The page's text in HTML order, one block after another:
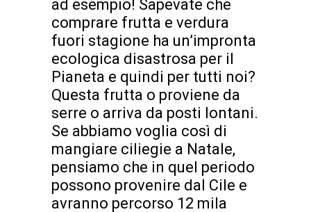
ad esempio! Sapevate che
comprare frutta e verdura
fuori stagione ha un’impronta
ecologica disastrosa per il
Pianeta e quindi per tutti noi?
Questa frutta o proviene da
serre o arriva da posti lontani.
Se abbiamo voglia così di
mangiare ciliegie a Natale,
pensiamo che in quel periodo
possono provenire dal Cile e
avranno percorso 12 mila